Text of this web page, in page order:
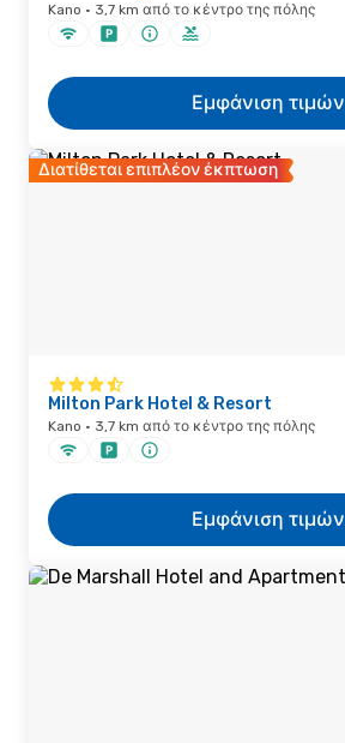
Kano · 3,7 km από το κέντρο της πόλης
Εμφάνιση τιμών
Διατίθεται επιπλέον έκπτωση
Milton Park Hotel & Resort
Kano · 3,7 km από το κέντρο της πόλης
Εμφάνιση τιμών